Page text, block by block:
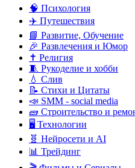
🧠 Психология
✈️ Путешествия
📘 Развитие, Обучение
🎉 Развлечения и Юмор
✝️ Религия
🧵 Рукоделие и хобби
💧 Слив
📝 Стихи и Цитаты
📣 SMM - social media
🧱 Строительство и
🖥️ Технологии
🧬 Нейросети и AI
📊 Трейдинг